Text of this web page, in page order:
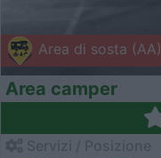
Area di sosta (AA)
Area camper